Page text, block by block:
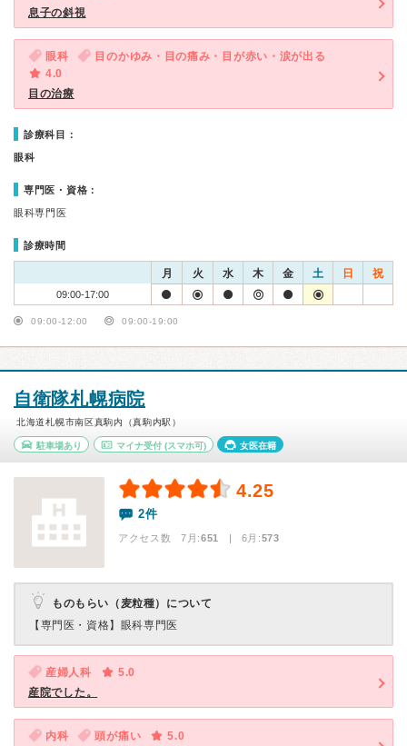
息子の斜視
眼科
目のかゆみ・目の痛み・目が赤い・涙が出る
4.0
目の治療
診療科目：
眼科
専門医・資格：
眼科専門医
診療時間
月 火 水 木 金 土 日 祝
09:00-17:00
09:00-12:00 09:00-19:00
自衛隊札幌病院
北海道札幌市南区真駒内（真駒内駅）
駐車場あり マイナ受付(スマホ可) 女医在籍
4.25
2件
アクセス数 7月:651 | 6月:573
ものもらい（麦粒種）について
【専門医・資格】 眼科専門医
産婦人科
5.0
産院でした。
内科 頭が痛い 5.0